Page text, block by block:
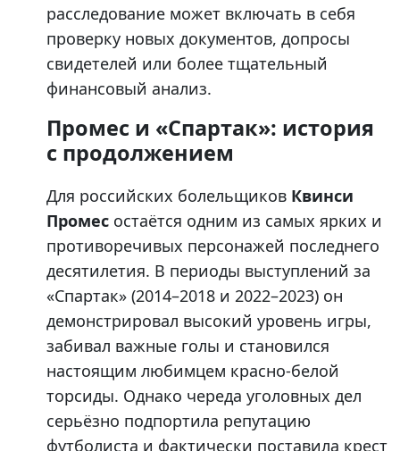
расследование может включать в себя
проверку новых документов, допросы
свидетелей или более тщательный
финансовый анализ.
Промес и «Спартак»: история
с продолжением
Для российских болельщиков Квинси
Промес остаётся одним из самых ярких и
противоречивых персонажей последнего
десятилетия. В периоды выступлений за
«Спартак» (2014–2018 и 2022–2023) он
демонстрировал высокий уровень игры,
забивал важные голы и становился
настоящим любимцем красно-белой
торсиды. Однако череда уголовных дел
серьёзно подпортила репутацию
футболиста и фактически поставила крест